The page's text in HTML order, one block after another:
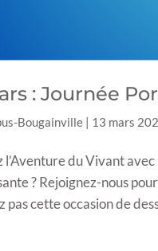
: Journée
Bougainville | 13 mars
l’Aventure du Vivant
? Rejoignez-nous
pas cette occasion de